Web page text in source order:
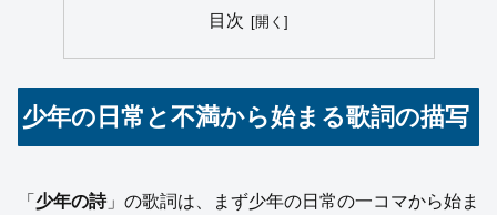
目次
少年の日常と不満から始まる歌詞の描写
「 少年の詩」の歌詞は、まず少年の日常の一コマから始ま